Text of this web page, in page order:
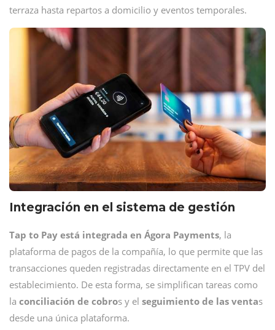
terraza hasta repartos a domicilio y eventos temporales.
Integración en el sistema de gestión
Tap to Pay está integrada en Ágora Payments, la
plataforma de pagos de la compañía, lo que permite que las
transacciones queden registradas directamente en el TPV del
establecimiento. De esta forma, se simplifican tareas como
la conciliación de cobros y el seguimiento de las ventas
desde una única plataforma.